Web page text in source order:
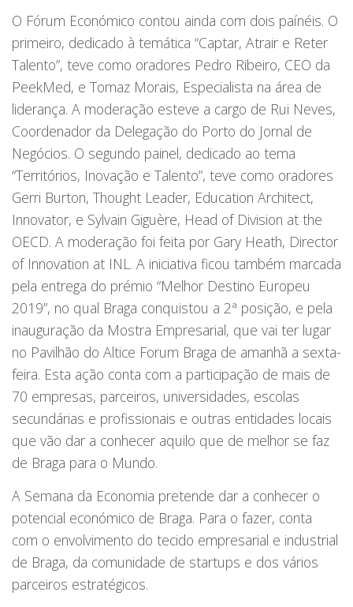
O Fórum Económico contou ainda com dois paínéis. O
primeiro, dedicado à temática “Captar, Atrair e Reter
Talento”, teve como oradores Pedro Ribeiro, CEO da
PeekMed, e Tomaz Morais, Especialista na área de
liderança. A moderação esteve a cargo de Rui Neves,
Coordenador da Delegação do Porto do Jornal de
Negócios. O segundo painel, dedicado ao tema
“Territórios, Inovação e Talento”, teve como oradores
Gerri Burton, Thought Leader, Education Architect,
Innovator, e Sylvain Giguère, Head of Division at the
OECD. A moderação foi feita por Gary Heath, Director
of Innovation at INL. A iniciativa ficou também marcada
pela entrega do prémio “Melhor Destino Europeu
2019”, no qual Braga conquistou a 2ª posição, e pela
inauguração da Mostra Empresarial, que vai ter lugar
no Pavilhão do Altice Forum Braga de amanhã a sexta-
feira. Esta ação conta com a participação de mais de
70 empresas, parceiros, universidades, escolas
secundárias e profissionais e outras entidades locais
que vão dar a conhecer aquilo que de melhor se faz
de Braga para o Mundo.
A Semana da Economia pretende dar a conhecer o
potencial económico de Braga. Para o fazer, conta
com o envolvimento do tecido empresarial e industrial
de Braga, da comunidade de startups e dos vários
parceiros estratégicos.